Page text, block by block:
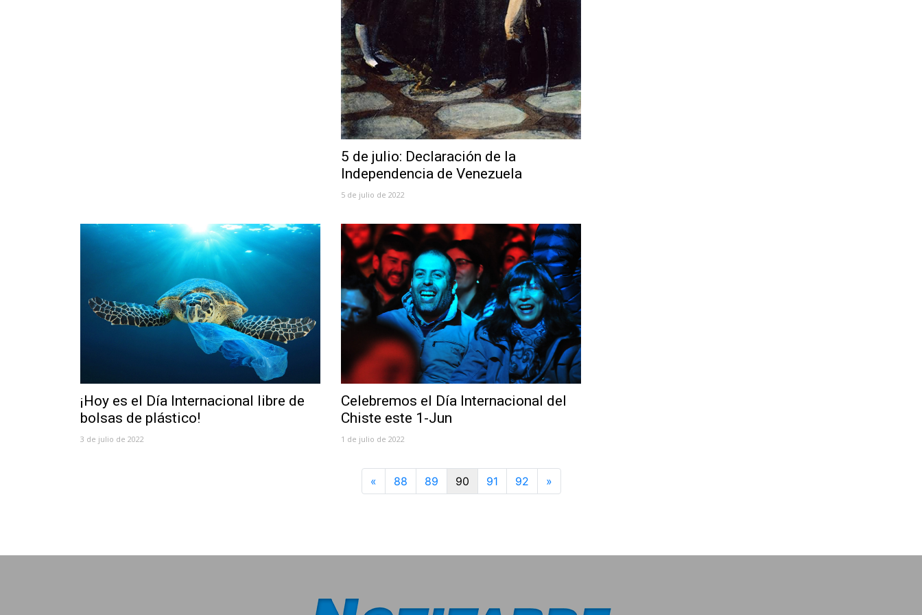
5 de julio: Declaración de la
Independencia de Venezuela
5 de julio de 2022
¡Hoy es el Día Internacional libre de
bolsas de plástico!
3 de julio de 2022
Celebremos el Día Internacional del
Chiste este 1-Jun
1 de julio de 2022
«Previous
88 89 90 91 92 »Next